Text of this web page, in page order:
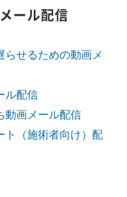
ール配信
せるための動画メ
ル配信
画メール配信
（施術者向け）配